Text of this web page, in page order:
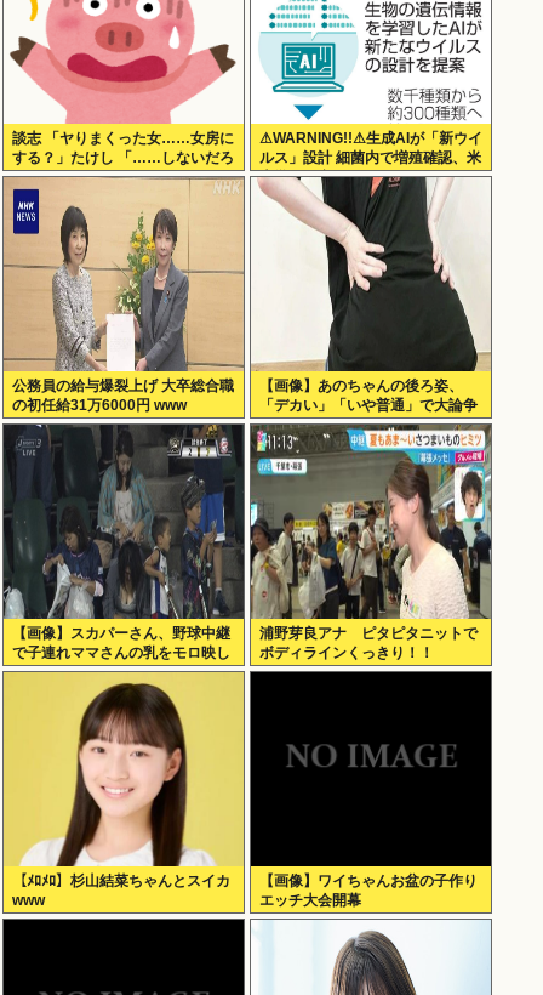
談志 「ヤりまくった女……女房に
する？」たけし 「……しないだろ
うねぇ、やっぱ」
⚠WARNING!!⚠生成AIが「新ウイ
ルス」設計 細菌内で増殖確認、米
大学が研究
公務員の給与爆裂上げ 大卒総合職
の初任給31万6000円 www
【画像】あのちゃんの後ろ姿、
「デカい」「いや普通」で大論争
www
【画像】スカパーさん、野球中継
で子連れママさんの乳をモロ映し
浦野芽良アナ ピタピタニットで
ボディラインくっきり！！
【ﾒﾛﾒﾛ】杉山結菜ちゃんとスイカ
www
【画像】ワイちゃんお盆の子作り
エッチ大会開幕